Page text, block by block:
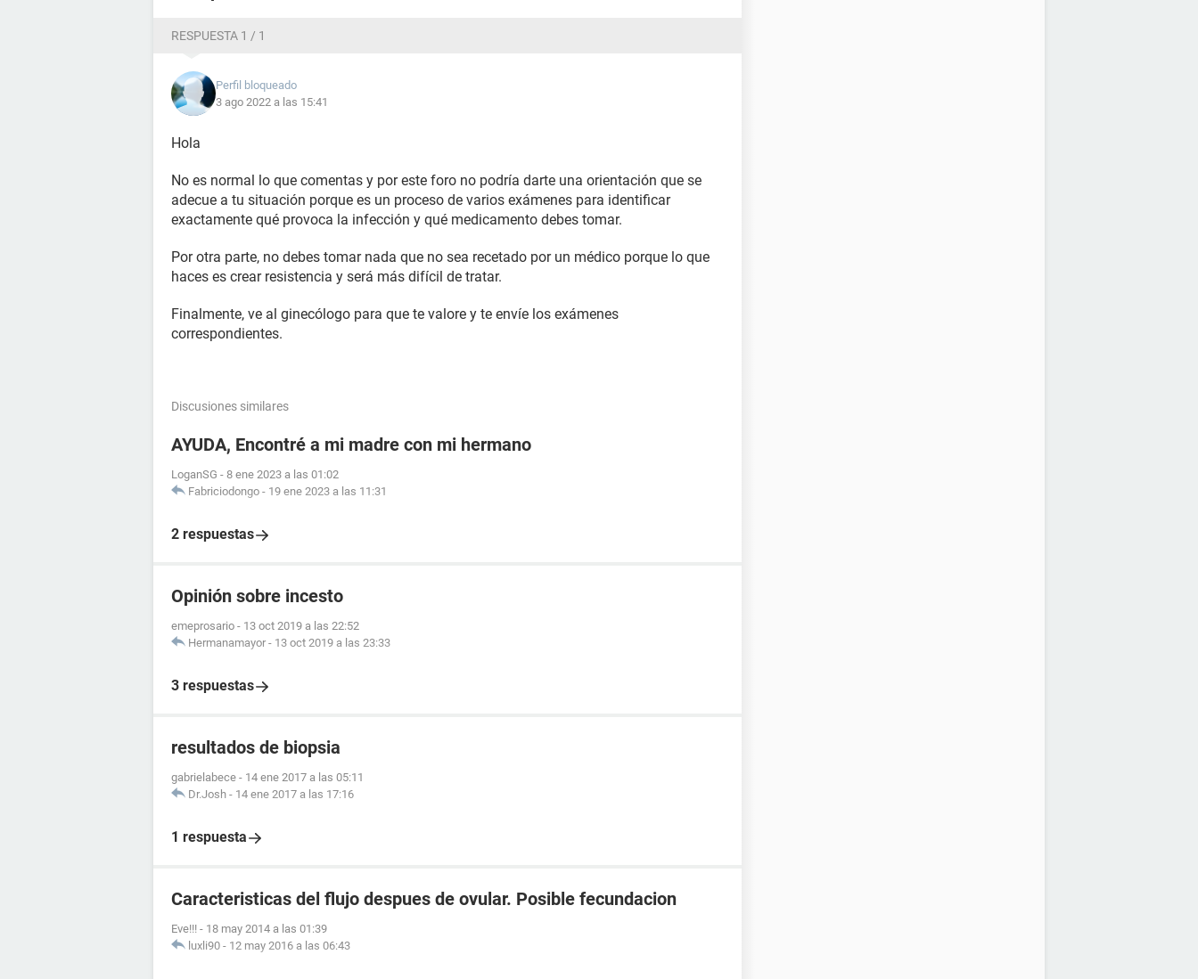
RESPUESTA 1 / 1
Perfil bloqueado
3 ago 2022 a las 15:41
Hola
No es normal lo que comentas y por este foro no podría darte una orientación que se
adecue a tu situación porque es un proceso de varios exámenes para identificar
exactamente qué provoca la infección y qué medicamento debes tomar.
Por otra parte, no debes tomar nada que no sea recetado por un médico porque lo que
haces es crear resistencia y será más difícil de tratar.
Finalmente, ve al ginecólogo para que te valore y te envíe los exámenes
correspondientes.
Discusiones similares
AYUDA, Encontré a mi madre con mi hermano
LoganSG - 8 ene 2023 a las 01:02
Fabriciodongo - 19 ene 2023 a las 11:31
2 respuestas
Opinión sobre incesto
emeprosario - 13 oct 2019 a las 22:52
Hermanamayor - 13 oct 2019 a las 23:33
3 respuestas
resultados de biopsia
gabrielabece - 14 ene 2017 a las 05:11
Dr.Josh - 14 ene 2017 a las 17:16
1 respuesta
Caracteristicas del flujo despues de ovular. Posible fecundacion
Eve!!! - 18 may 2014 a las 01:39
luxli90 - 12 may 2016 a las 06:43